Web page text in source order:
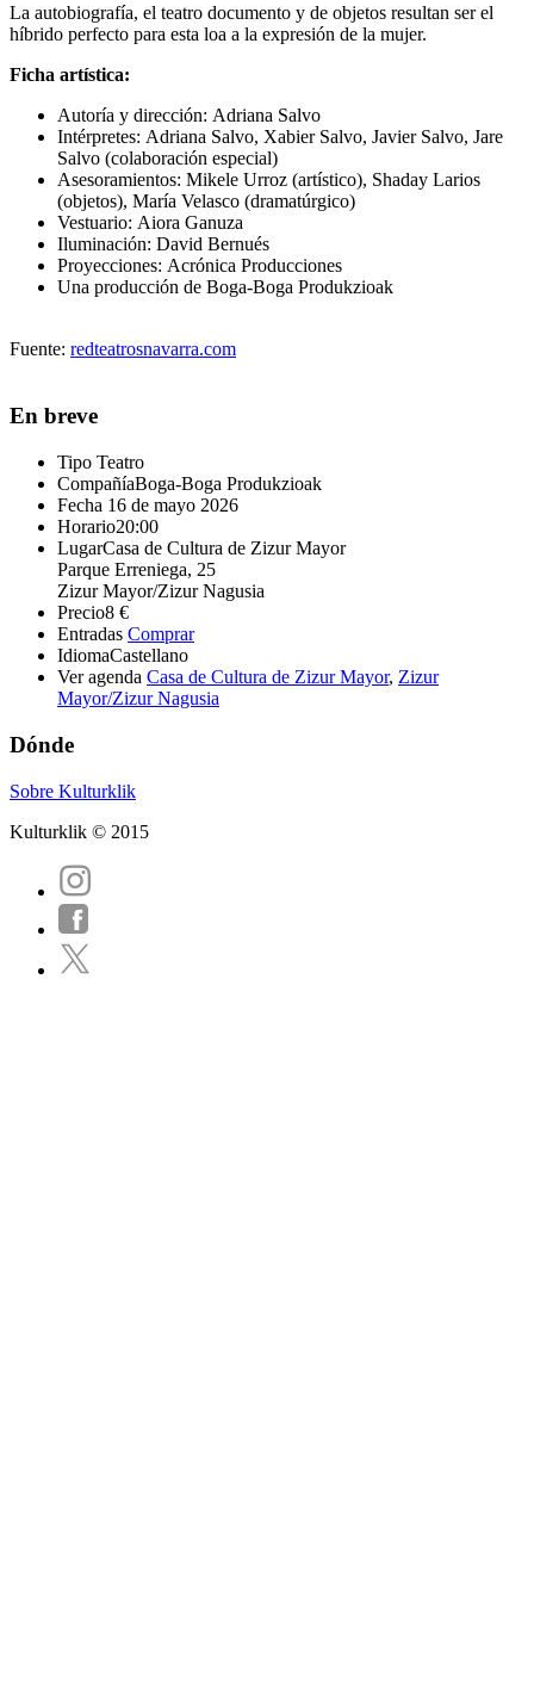
La autobiografía, el teatro documento y de objetos resultan ser el
híbrido perfecto para esta loa a la expresión de la mujer.
Ficha artística:
Autoría y dirección: Adriana Salvo
Intérpretes: Adriana Salvo, Xabier Salvo, Javier Salvo, Jare
Salvo (colaboración especial)
Asesoramientos: Mikele Urroz (artístico), Shaday Larios
(objetos), María Velasco (dramatúrgico)
Vestuario: Aiora Ganuza
Iluminación: David Bernués
Proyecciones: Acrónica Producciones
Una producción de Boga-Boga Produkzioak
Fuente: redteatrosnavarra.com
En breve
Tipo Teatro
CompañíaBoga-Boga Produkzioak
Fecha 16 de mayo 2026
Horario20:00
LugarCasa de Cultura de Zizur Mayor
Parque Erreniega, 25
Zizur Mayor/Zizur Nagusia
Precio8 €
Entradas Comprar
IdiomaCastellano
Ver agenda Casa de Cultura de Zizur Mayor, Zizur
Mayor/Zizur Nagusia
Dónde
Sobre Kulturklik
Kulturklik © 2015